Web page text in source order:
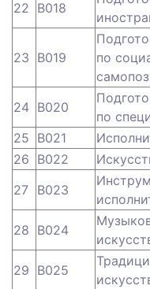
22 B018
23 B019
по
24 B020
по
25 B021
26 B022
27 B023
28 B024
29 B025